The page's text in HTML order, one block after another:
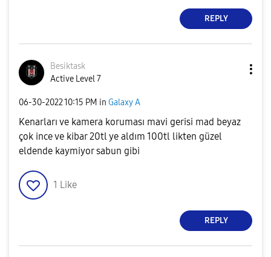
REPLY
Besiktask
Active Level 7
‎06-30-202210:15 PM in Galaxy A
Kenarları ve kamera koruması mavi gerisi mad beyaz
çok ince ve kibar 20tl ye aldım 100tl likten güzel
eldende kaymiyor sabun gibi
1 Like
REPLY